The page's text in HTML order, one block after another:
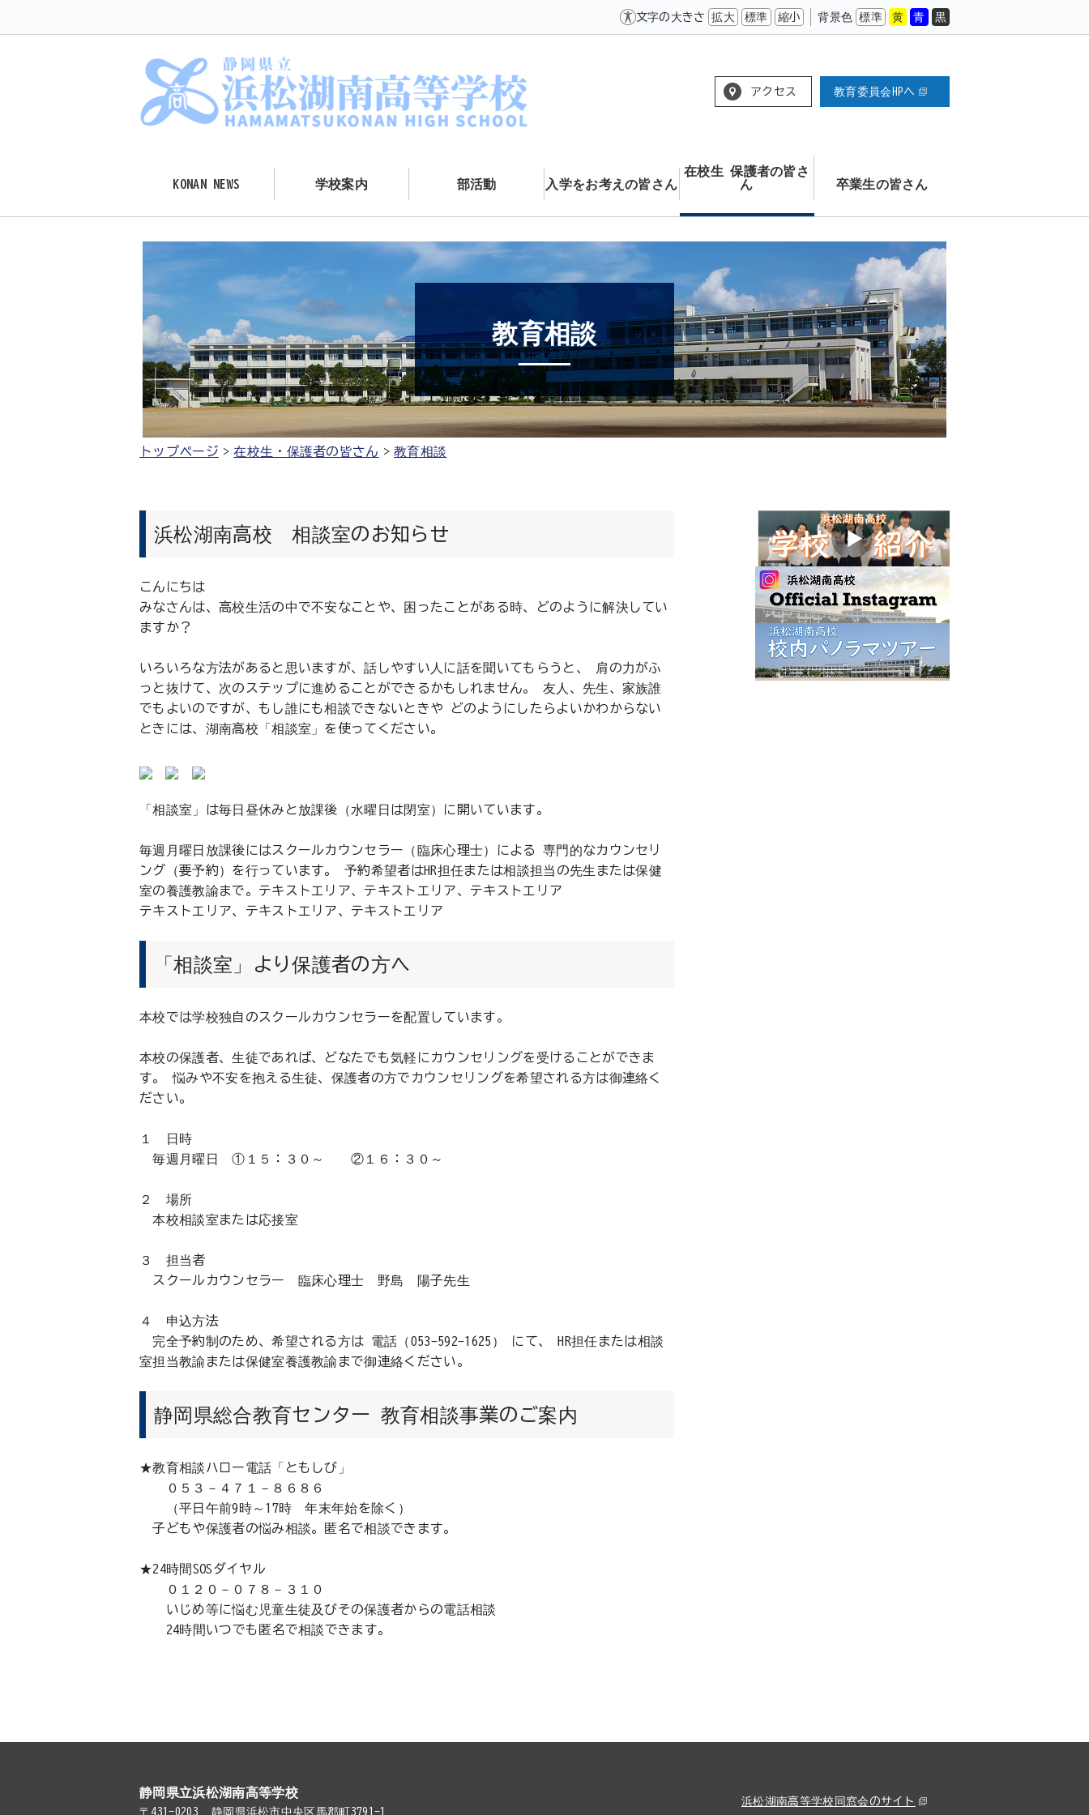
文字の大きさ 拡大 標準 縮小 背景色 標準 黄 青 黒
アクセス 教育委員会HPへ
KONAN NEWS 学校案内 部活動 入学をお考えの皆さん
在校生 保護者の皆さ
ん
卒業生の皆さん
教育相談
トップページ 在校生・保護者の皆さん 教育相談
浜松湖南高校 相談室のお知らせ
こんにちは
みなさんは、高校生活の中で不安なことや、困ったことがある時、どのように解決してい
ますか？
いろいろな方法があると思いますが、話しやすい人に話を聞いてもらうと、 肩の力がふ
っと抜けて、次のステップに進めることができるかもしれません。 友人、先生、家族誰
でもよいのですが、もし誰にも相談できないときや どのようにしたらよいかわからない
ときには、湖南高校「相談室」を使ってください。
「相談室」は毎日昼休みと放課後（水曜日は閉室）に開いています。
毎週月曜日放課後にはスクールカウンセラー（臨床心理士）による 専門的なカウンセリ
ング（要予約）を行っています。 予約希望者はHR担任または相談担当の先生または保健
室の養護教諭まで。テキストエリア、テキストエリア、テキストエリア
テキストエリア、テキストエリア、テキストエリア
「相談室」より保護者の方へ
本校では学校独自のスクールカウンセラーを配置しています。
本校の保護者、生徒であれば、どなたでも気軽にカウンセリングを受けることができま
す。 悩みや不安を抱える生徒、保護者の方でカウンセリングを希望される方は御連絡く
ださい。
１ 日時
毎週月曜日 ①１５：３０～ ②１６：３０～
２ 場所
本校相談室または応接室
３ 担当者
スクールカウンセラー 臨床心理士 野島 陽子先生
４ 申込方法
完全予約制のため、希望される方は 電話（053-592-1625） にて、 HR担任または相談
室担当教諭または保健室養護教諭まで御連絡ください。
静岡県総合教育センター 教育相談事業のご案内
★教育相談ハロー電話「ともしび」
０５３－４７１－８６８６
（平日午前9時～17時 年末年始を除く）
子どもや保護者の悩み相談。匿名で相談できます。
★24時間SOSダイヤル
０１２０－０７８－３１０
いじめ等に悩む児童生徒及びその保護者からの電話相談
24時間いつでも匿名で相談できます。
静岡県立浜松湖南高等学校
〒431-0203 静岡県浜松市中央区馬郡町3791-1
浜松湖南高等学校同窓会のサイト